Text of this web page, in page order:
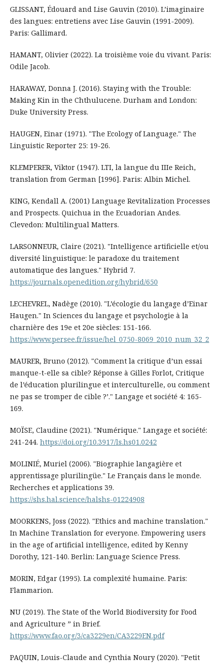
GLISSANT, Édouard and Lise Gauvin (2010). L’imaginaire
des langues: entretiens avec Lise Gauvin (1991-2009).
Paris: Gallimard.
HAMANT, Olivier (2022). La troisième voie du vivant. Paris:
Odile Jacob.
HARAWAY, Donna J. (2016). Staying with the Trouble:
Making Kin in the Chthulucene. Durham and London:
Duke University Press.
HAUGEN, Einar (1971). "The Ecology of Language." The
Linguistic Reporter 25: 19-26.
KLEMPERER, Viktor (1947). LTI, la langue du IIIe Reich,
translation from German [1996]. Paris: Albin Michel.
KING, Kendall A. (2001) Language Revitalization Processes
and Prospects. Quichua in the Ecuadorian Andes.
Clevedon: Multilingual Matters.
LARSONNEUR, Claire (2021). "Intelligence artificielle et/ou
diversité linguistique: le paradoxe du traitement
automatique des langues." Hybrid 7.
https://journals.openedition.org/hybrid/650
LECHEVREL, Nadège (2010). "L’écologie du langage d’Einar
Haugen." In Sciences du langage et psychologie à la
charnière des 19e et 20e siècles: 151-166.
https://www.persee.fr/issue/hel_0750-8069_2010_num_32_2
MAURER, Bruno (2012). "Comment la critique d’un essai
manque-t-elle sa cible? Réponse à Gilles Forlot, Critique
de l’éducation plurilingue et interculturelle, ou comment
ne pas se tromper de cible ?’." Langage et société 4: 165-
169.
MOÏSE, Claudine (2021). "Numérique." Langage et société:
241-244. https://doi.org/10.3917/ls.hs01.0242
MOLINIÉ, Muriel (2006). "Biographie langagière et
apprentissage plurilingüe." Le Français dans le monde.
Recherches et applications 39.
https://shs.hal.science/halshs-01224908
MOORKENS, Joss (2022). "Ethics and machine translation."
In Machine Translation for everyone. Empowering users
in the age of artificial intelligence, edited by Kenny
Dorothy, 121-140. Berlin: Language Science Press.
MORIN, Edgar (1995). La complexité humaine. Paris:
Flammarion.
NU (2019). The State of the World Biodiversity for Food
and Agriculture ” in Brief.
https://www.fao.org/3/ca3229en/CA3229EN.pdf
PAQUIN, Louis-Claude and Cynthia Noury (2020). "Petit